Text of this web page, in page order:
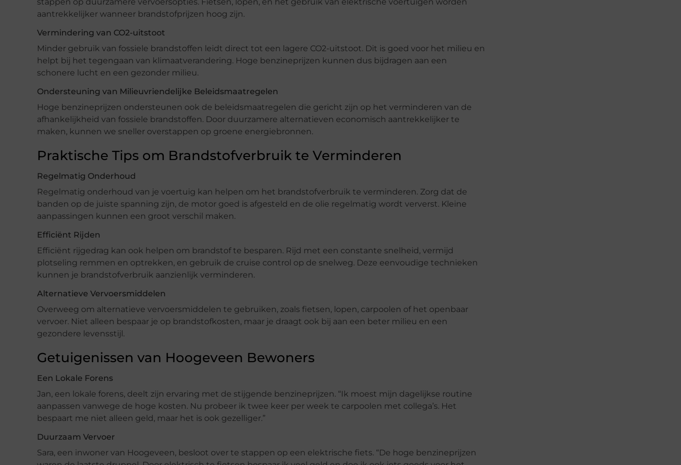
aantrekkelijker wanneer brandstofprijzen hoog zijn.
Vermindering van CO2-uitstoot
Minder gebruik van fossiele brandstoffen leidt direct tot een lagere CO2-uitstoot. Dit is goed voor het milieu en
helpt bij het tegengaan van klimaatverandering. Hoge benzineprijzen kunnen dus bijdragen aan een
schonere lucht en een gezonder milieu.
Ondersteuning van Milieuvriendelijke Beleidsmaatregelen
Hoge benzineprijzen ondersteunen ook de beleidsmaatregelen die gericht zijn op het verminderen van de
afhankelijkheid van fossiele brandstoffen. Door duurzamere alternatieven economisch aantrekkelijker te
maken, kunnen we sneller overstappen op groene energiebronnen.
Praktische Tips om Brandstofverbruik te Verminderen
Regelmatig Onderhoud
Regelmatig onderhoud van je voertuig kan helpen om het brandstofverbruik te verminderen. Zorg dat de
banden op de juiste spanning zijn, de motor goed is afgesteld en de olie regelmatig wordt ververst. Kleine
aanpassingen kunnen een groot verschil maken.
Efficiënt Rijden
Efficiënt rijgedrag kan ook helpen om brandstof te besparen. Rijd met een constante snelheid, vermijd
plotseling remmen en optrekken, en gebruik de cruise control op de snelweg. Deze eenvoudige technieken
kunnen je brandstofverbruik aanzienlijk verminderen.
Alternatieve Vervoersmiddelen
Overweeg om alternatieve vervoersmiddelen te gebruiken, zoals fietsen, lopen, carpoolen of het openbaar
vervoer. Niet alleen bespaar je op brandstofkosten, maar je draagt ook bij aan een beter milieu en een
gezondere levensstijl.
Getuigenissen van Hoogeveen Bewoners
Een Lokale Forens
Jan, een lokale forens, deelt zijn ervaring met de stijgende benzineprijzen. “Ik moest mijn dagelijkse routine
aanpassen vanwege de hoge kosten. Nu probeer ik twee keer per week te carpoolen met collega’s. Het
bespaart me niet alleen geld, maar het is ook gezelliger.”
Duurzaam Vervoer
Sara, een inwoner van Hoogeveen, besloot over te stappen op een elektrische fiets. “De hoge benzineprijzen